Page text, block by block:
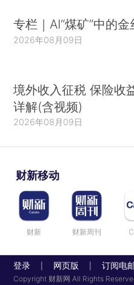
专栏｜AI“煤矿”中的金
2026年08月09日
境外收入征税 保险收
详解(含视频)
2026年08月09日
财新移动
财新 财新周刊
登录 网页版 订阅电
Copyright 财新网 All Rights